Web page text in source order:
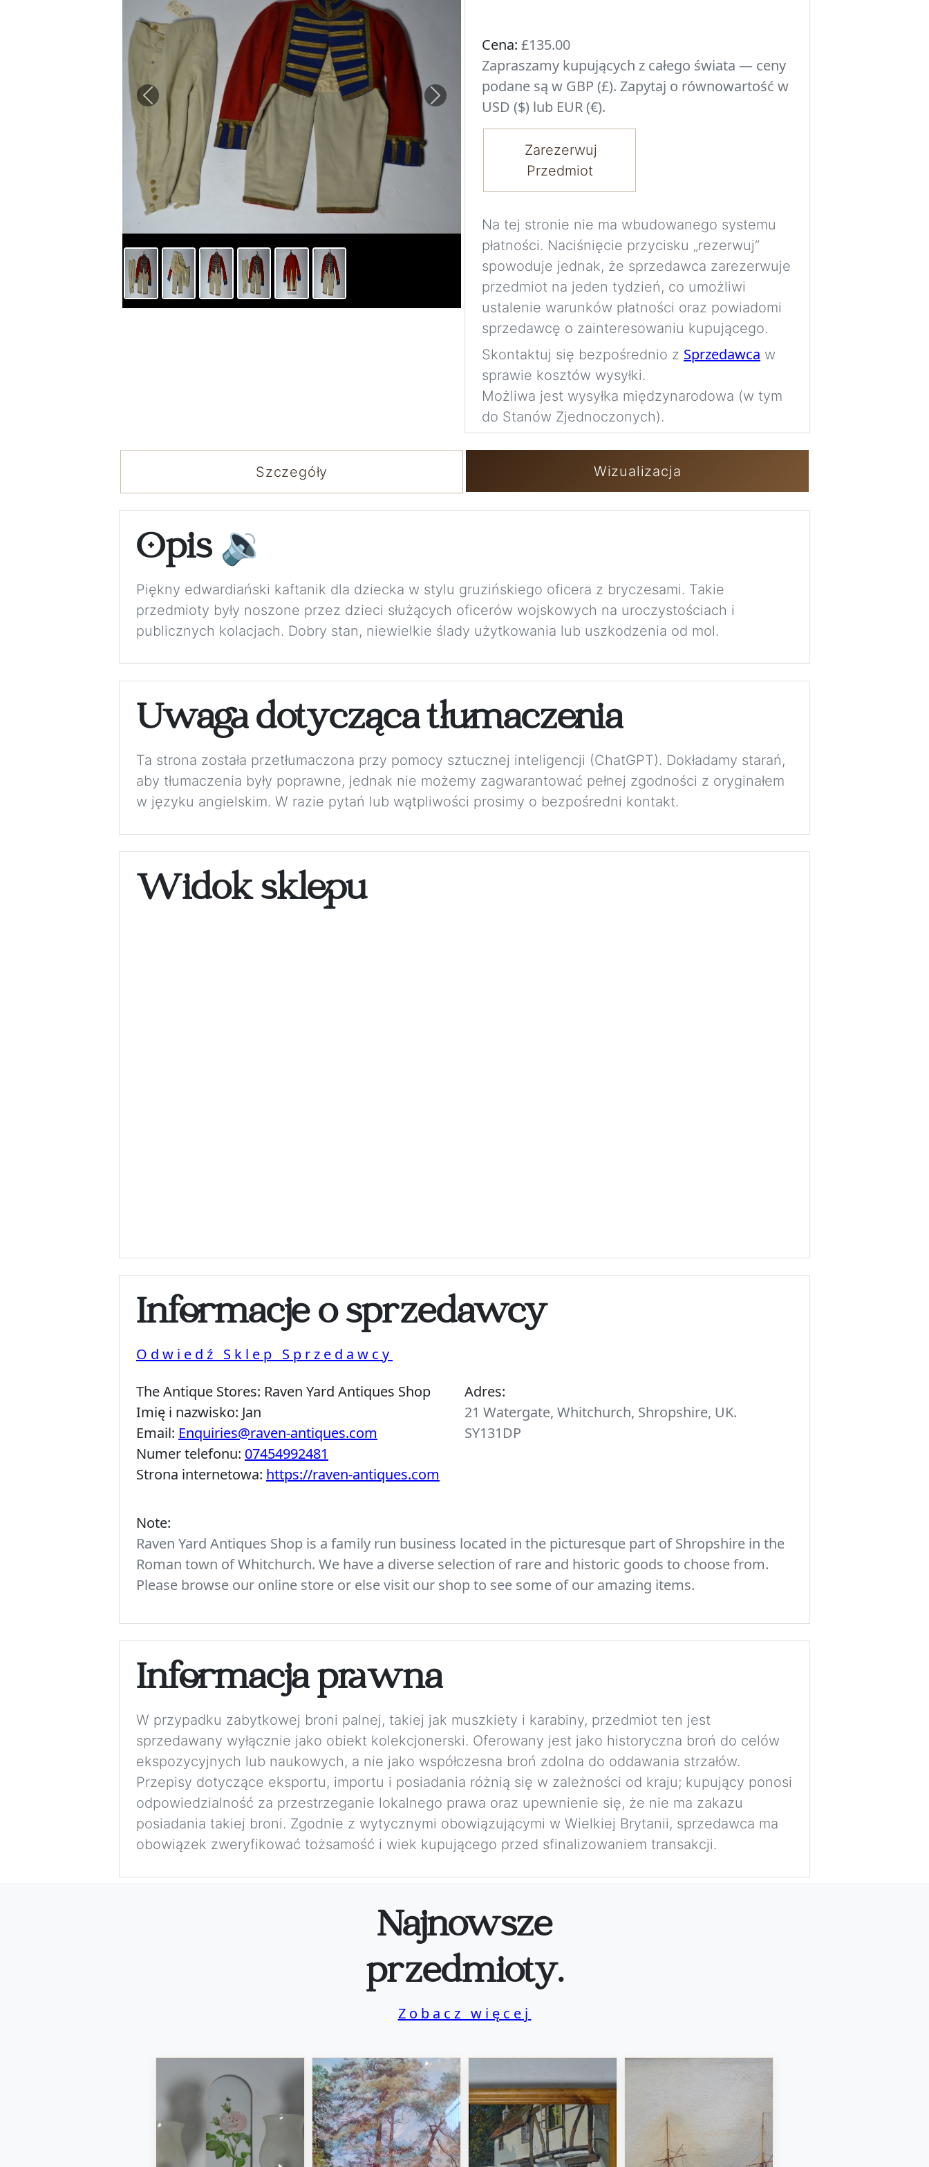
Previous Next
Cena: £135.00
Zapraszamy kupujących z całego świata — ceny
podane są w GBP (£). Zapytaj o równowartość w
USD ($) lub EUR (€).
Zarezerwuj
Przedmiot
Na tej stronie nie ma wbudowanego systemu
płatności. Naciśnięcie przycisku „rezerwuj”
spowoduje jednak, że sprzedawca zarezerwuje
przedmiot na jeden tydzień, co umożliwi
ustalenie warunków płatności oraz powiadomi
sprzedawcę o zainteresowaniu kupującego.
Skontaktuj się bezpośrednio z Sprzedawca w
sprawie kosztów wysyłki.
Możliwa jest wysyłka międzynarodowa (w tym
do Stanów Zjednoczonych).
Szczegóły Wizualizacja
Opis 🔉
Piękny edwardiański kaftanik dla dziecka w stylu gruzińskiego oficera z bryczesami. Takie
przedmioty były noszone przez dzieci służących oficerów wojskowych na uroczystościach i
publicznych kolacjach. Dobry stan, niewielkie ślady użytkowania lub uszkodzenia od mol.
Uwaga dotycząca tłumaczenia
Ta strona została przetłumaczona przy pomocy sztucznej inteligencji (ChatGPT). Dokładamy starań,
aby tłumaczenia były poprawne, jednak nie możemy zagwarantować pełnej zgodności z oryginałem
w języku angielskim. W razie pytań lub wątpliwości prosimy o bezpośredni kontakt.
Widok sklepu
Informacje o sprzedawcy
Odwiedź Sklep Sprzedawcy
The Antique Stores: Raven Yard Antiques Shop
Imię i nazwisko: Jan
Email: Enquiries@raven-antiques.com
Numer telefonu: 07454992481
Strona internetowa: https://raven-antiques.com
Adres:
21 Watergate, Whitchurch, Shropshire, UK.
SY131DP
Note:
Raven Yard Antiques Shop is a family run business located in the picturesque part of Shropshire in the
Roman town of Whitchurch. We have a diverse selection of rare and historic goods to choose from.
Please browse our online store or else visit our shop to see some of our amazing items.
Informacja prawna
W przypadku zabytkowej broni palnej, takiej jak muszkiety i karabiny, przedmiot ten jest
sprzedawany wyłącznie jako obiekt kolekcjonerski. Oferowany jest jako historyczna broń do celów
ekspozycyjnych lub naukowych, a nie jako współczesna broń zdolna do oddawania strzałów.
Przepisy dotyczące eksportu, importu i posiadania różnią się w zależności od kraju; kupujący ponosi
odpowiedzialność za przestrzeganie lokalnego prawa oraz upewnienie się, że nie ma zakazu
posiadania takiej broni. Zgodnie z wytycznymi obowiązującymi w Wielkiej Brytanii, sprzedawca ma
obowiązek zweryfikować tożsamość i wiek kupującego przed sfinalizowaniem transakcji.
Najnowsze
przedmioty.
Zobacz więcej